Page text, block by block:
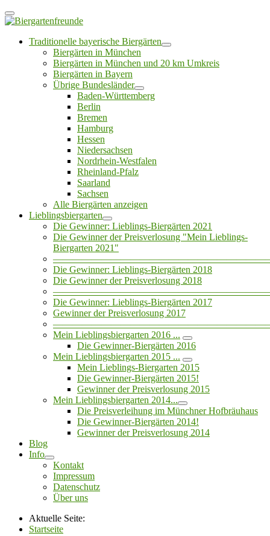
Traditionelle bayerische Biergärten
Biergärten in München
Biergärten in München und 20 km Umkreis
Biergärten in Bayern
Übrige Bundesländer
Baden-Württemberg
Berlin
Bremen
Hamburg
Hessen
Niedersachsen
Nordrhein-Westfalen
Rheinland-Pfalz
Saarland
Sachsen
Alle Biergärten anzeigen
Lieblingsbiergarten
Die Gewinner: Lieblings-Biergärten 2021
Die Gewinner der Preisverlosung "Mein Lieblings-
Biergarten 2021"
Die Gewinner: Lieblings-Biergärten 2018
Die Gewinner der Preisverlosung 2018
Die Gewinner: Lieblings-Biergärten 2017
Gewinner der Preisverlosung 2017
Mein Lieblingsbiergarten 2016 ...
Die Gewinner-Biergärten 2016
Mein Lieblingsbiergarten 2015 ...
Mein Lieblings-Biergarten 2015
Die Gewinner-Biergärten 2015!
Gewinner der Preisverlosung 2015
Mein Lieblingsbiergarten 2014...
Die Preisverleihung im Münchner Hofbräuhaus
Die Gewinner-Biergärten 2014!
Gewinner der Preisverlosung 2014
Blog
Info
Kontakt
Impressum
Datenschutz
Über uns
Aktuelle Seite:
Startseite